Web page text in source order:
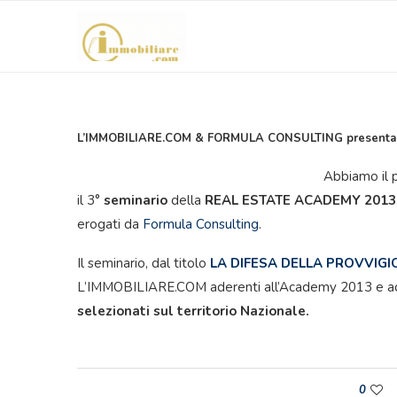
L’IMMOBILIARE.COM & FORMULA CONSULTING
Abbiamo il
il 3° seminario della REAL ESTATE ACADEMY 2013
erogati da Formula Consulting.
Il seminario, dal titolo LA DIFESA DELLA
L’IMMOBILIARE.COM aderenti all’Academy 2013 e
selezionati sul territorio Nazionale.
0